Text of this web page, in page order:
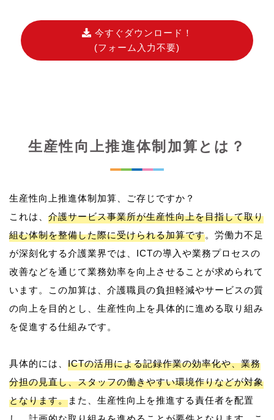
今すぐダウンロード！
(フォーム入力不要)
生産性向上推進体制加算とは？
生産性向上推進体制加算、ご存じですか？
これは、 介護サービス事業所が生産性向上を目指して取り
組む体制を整備した際に受けられる加算です。労働力不足
が深刻化する介護業界では、ICTの導入や業務プロセスの
改善などを通じて業務効率を向上させることが求められて
います。この加算は、介護職員の負担軽減やサービスの質
の向上を目的とし、生産性向上を具体的に進める取り組み
を促進する仕組みです。
具体的には、 ICTの活用による記録作業の効率化や、業務
分担の見直し、スタッフの働きやすい環境作りなどが対象
となります。また、生産性向上を推進する責任者を配置